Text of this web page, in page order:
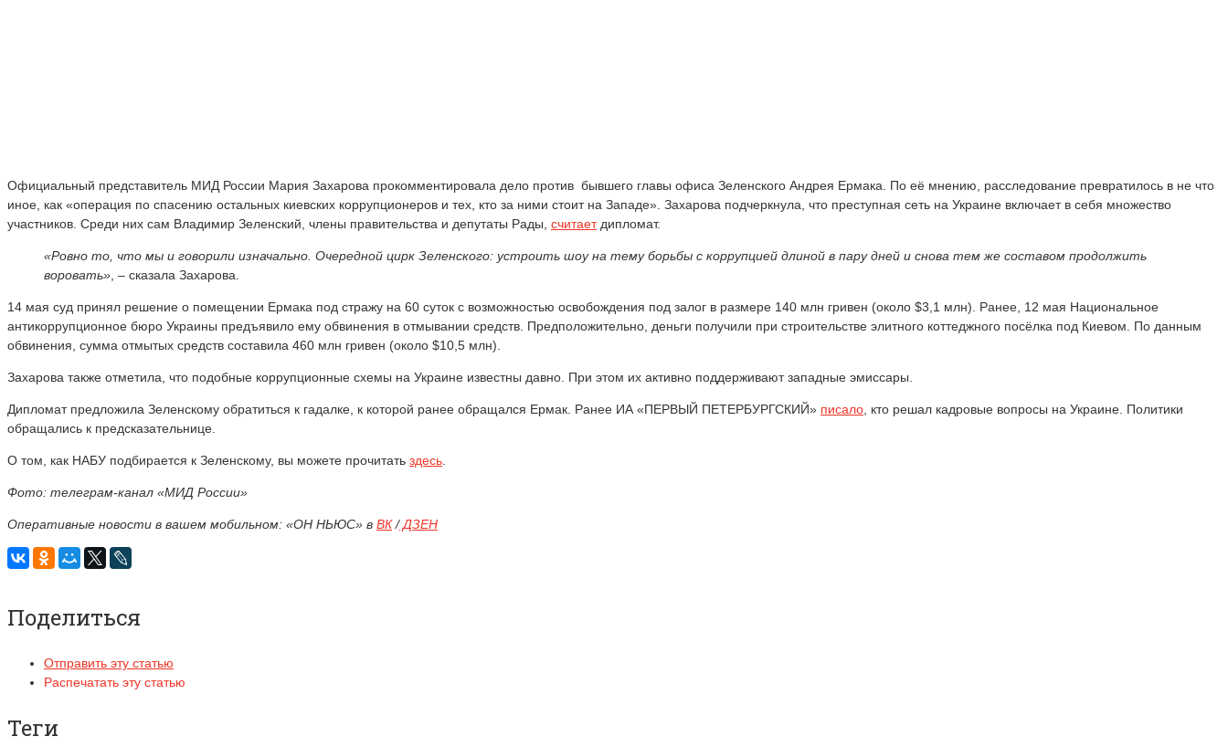
Официальный представитель МИД России Мария Захарова прокомментировала дело против бывшего главы офиса Зеленского Андрея Ермака. По её мнению, расследование превратилось в не что
иное, как «операция по спасению остальных киевских коррупционеров и тех, кто за ними стоит на Западе». Захарова подчеркнула, что преступная сеть на Украине включает в себя множество
участников. Среди них сам Владимир Зеленский, члены правительства и депутаты Рады, считаетдипломат.
«Ровно то, что мы и говорили изначально. Очередной цирк Зеленского: устроить шоу на тему борьбы с коррупцией длиной в пару дней и снова тем же составом продолжить
воровать» , – сказала Захарова.
14 мая суд принял решение о помещении Ермака под стражу на 60 суток с возможностью освобождения под залог в размере 140 млн гривен (около $3,1 млн). Ранее, 12 мая Национальное
антикоррупционное бюро Украины предъявило ему обвинения в отмывании средств. Предположительно, деньги получили при строительстве элитного коттеджного посёлка под Киевом. По данным
обвинения, сумма отмытых средств составила 460 млн гривен (около $10,5 млн).
Захарова также отметила, что подобные коррупционные схемы на Украине известны давно. При этом их активно поддерживают западные эмиссары.
Дипломат предложила Зеленскому обратиться к гадалке, к которой ранее обращался Ермак. Ранее ИА «ПЕРВЫЙ ПЕТЕРБУРГСКИЙ» писало , кто решал кадровые вопросы на Украине. Политики
обращались к предсказательнице.
О том, как НАБУ подбирается к Зеленскому, вы можете прочитать здесь
Фото: телеграм-канал «МИД России»
Оперативные новости в вашем мобильном: «ОН НЬЮС» в ВК/ДЗЕН
Поделиться
Отправить эту статью
Распечатать эту статью
Теги